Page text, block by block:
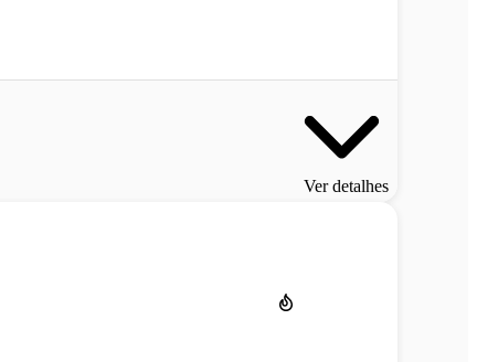
Ver detalhes